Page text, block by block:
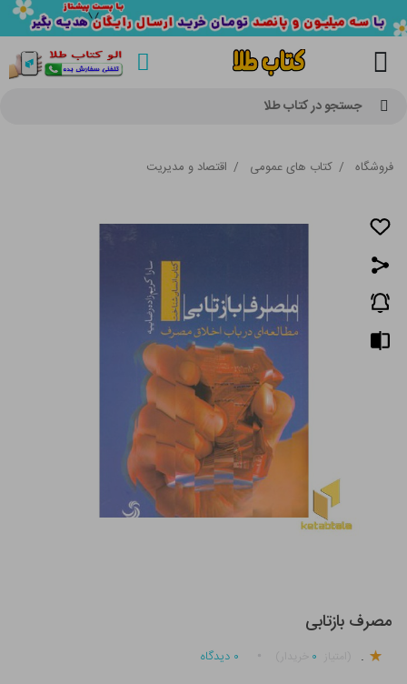
جستجو در کتاب طلا
فروشگاه / کتاب های عمومی / اقتصاد و مدیریت
مصرف بازتابی
. ۰ ۰ دیدگاه